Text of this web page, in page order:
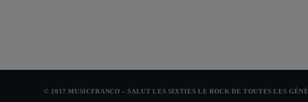
© 2017 MUSICFRANCO – SALUT LES SIXTIES LE ROCK DE TOUTES LES